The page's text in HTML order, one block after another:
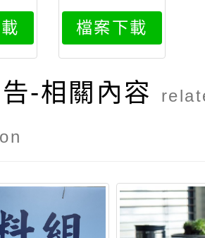
0015attac
h1
檔案下載
-相關內容